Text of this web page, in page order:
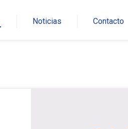
Noticias Contacto